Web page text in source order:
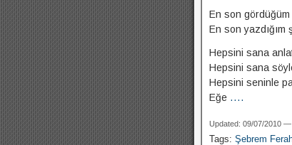
En son gördüğüm
En son yazdığım
Hepsini sana
Hepsini sana
Hepsini seninle
Eğe ....
Updated: 09/07/2010 —
Tags: Şebrem